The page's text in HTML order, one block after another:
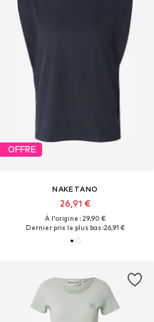
OFFRE
NAKETANO
26,91 €
À l'origine : 29,90 €
Dernier prix le plus bas :26,91 €